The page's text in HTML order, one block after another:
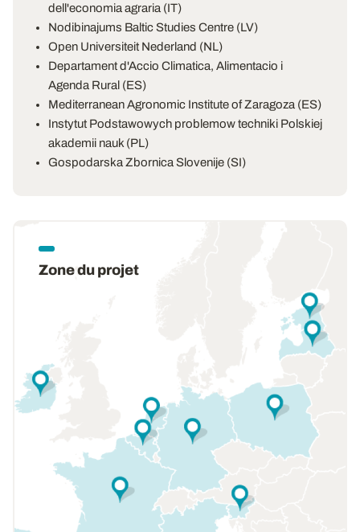
dell'economia agraria (IT)
Nodibinajums Baltic Studies Centre (LV)
Open Universiteit Nederland (NL)
Departament d'Accio Climatica, Alimentacio i
Agenda Rural (ES)
Mediterranean Agronomic Institute of Zaragoza (ES)
Instytut Podstawowych problemow techniki Polskiej
akademii nauk (PL)
Gospodarska Zbornica Slovenije (SI)
Zone du projet